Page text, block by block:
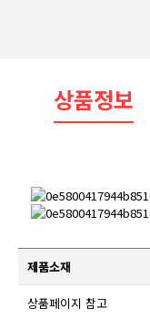
상품정보
제품소재
상품페이지 참고